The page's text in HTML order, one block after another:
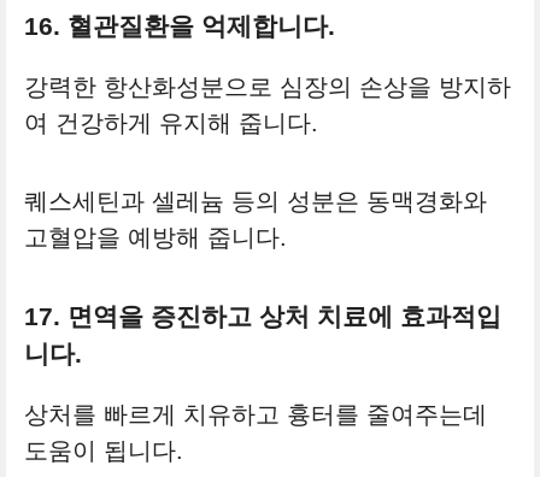
16. 혈관질환을 억제합니다.
강력한 항산화성분으로 심장의 손상을 방지하
여 건강하게 유지해 줍니다.
퀘스세틴과 셀레늄 등의 성분은 동맥경화와
고혈압을 예방해 줍니다.
17. 면역을 증진하고 상처 치료에 효과적입
니다.
상처를 빠르게 치유하고 흉터를 줄여주는데
도움이 됩니다.